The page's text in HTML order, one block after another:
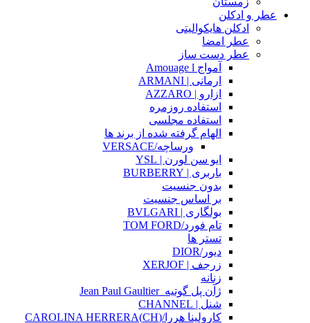
عطر و ادکلن
ادکلن هایکوالیتی
عطر امضا
عطر دست ساز
آمواج Amouage l
ارمانی | ARMANI
ازارو | AZZARO
استفاده روزمره
استفاده مجلسی
الهام گرفته شده از برند ها
ورساچه/VERSACE
ایو سن لورن | YSL
باربری | BURBERRY
بدون جنسیت
بر اساس جنسیت
بولگاری | BVLGARI
تام فورد/TOM FORD
تستر ها
دیور/DIOR
زرجف | XERJOF
زنانه
ژآن پل گوتیه_Jean Paul Gaultier
شنل | CHANNEL
کارولینا هررا/(CH)CAROLINA HERRERA